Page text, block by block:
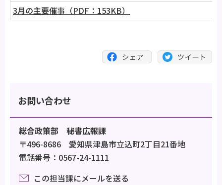
3月の主要催事（PDF：153KB）
お問い合わせ
総合政策部 秘書広報課
〒496-8686 愛知県津島市立込町2丁目21番地
電話番号：0567-24-1111
この担当課にメールを送る